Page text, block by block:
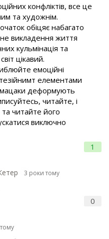
1
конфліктів, все це
та художнім.
обіцяє набагато
викладення життя
кульмінація та
цікавий.
емоційні
елементами
мацаки деформують
читайте, і
та читайте його
виключно
3 роки тому
0